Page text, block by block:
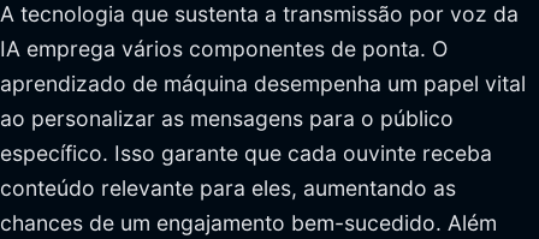
A tecnologia que sustenta a transmissão por voz da
IA emprega vários componentes de ponta. O
aprendizado de máquina desempenha um papel vital
ao personalizar as mensagens para o público
específico. Isso garante que cada ouvinte receba
conteúdo relevante para eles, aumentando as
chances de um engajamento bem-sucedido. Além